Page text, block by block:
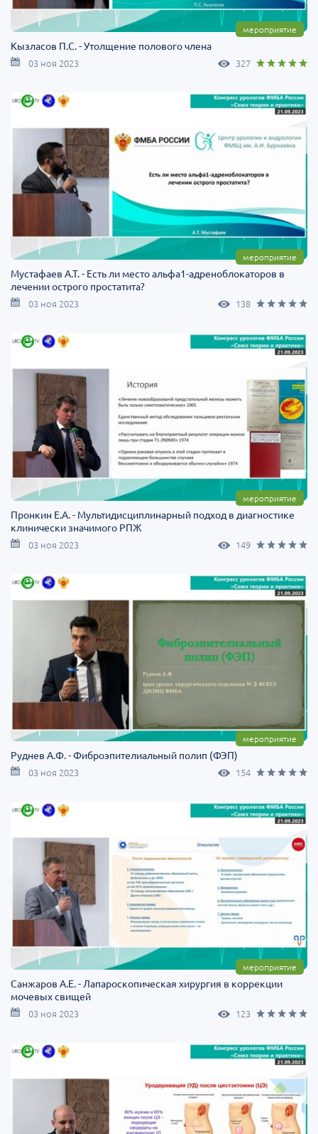
мероприятие
Кызласов П.С. - Утолщение полового члена
03 ноя 2023 327
мероприятие
Мустафаев А.Т. - Есть ли место альфа1-адреноблокаторов в
лечении острого простатита?
03 ноя 2023 138
мероприятие
Пронкин Е.А. - Мультидисциплинарный подход в диагностике
клинически значимого РПЖ
03 ноя 2023 149
мероприятие
Руднев А.Ф. - Фиброэпителиальный полип (ФЭП)
03 ноя 2023 154
мероприятие
Санжаров А.Е. - Лапароскопическая хирургия в коррекции
мочевых свищей
03 ноя 2023 123